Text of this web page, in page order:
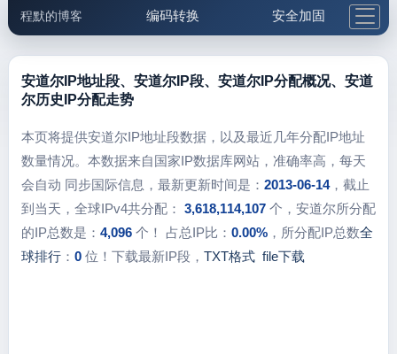
程默的博客 编码转换 安全加固
邮件工具 生活便民 更多工具
安道尔IP地址段、安道尔IP段、安道尔IP分配概况、安道
尔历史IP分配走势
本页将提供安道尔IP地址段数据，以及最近几年分配IP地址
数量情况。本数据来自国家IP数据库网站，准确率高，每天
会自动 同步国际信息，最新更新时间是： 2013-06-14，截止
到当天，全球IPv4共分配： 3,618,114,107个，安道尔所分配
的IP总数是： 4,096个！ 占总IP比： 0.00%，所分配IP总数全
球排行： 0位！下载最新IP段， TXT格式 file下载